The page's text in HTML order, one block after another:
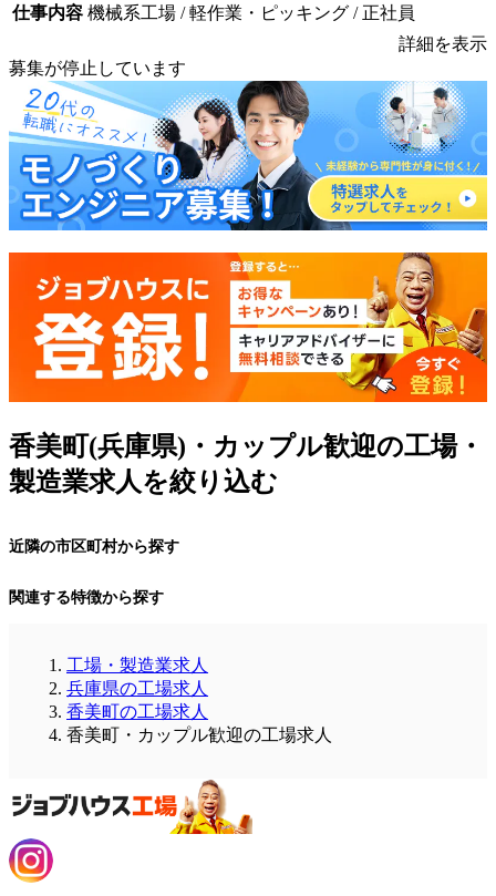
仕事内容 機械系工場 / 軽作業・ピッキング / 正社員
詳細を表示
募集が停止しています
香美町(兵庫県)・カップル歓迎の工場・
製造業求人を絞り込む
近隣の市区町村から探す
関連する特徴から探す
工場・製造業求人
兵庫県の工場求人
香美町の工場求人
香美町・カップル歓迎の工場求人